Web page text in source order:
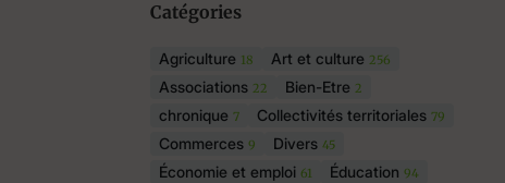
Catégories
Agriculture 18 Art et culture 256
Associations 22 Bien-Etre 2
chronique 7 Collectivités territoriales 79
Commerces 9 Divers 45
Économie et emploi 61 Éducation 94